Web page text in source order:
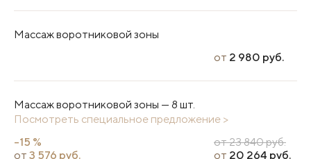
Массаж воротниковой зоны
от 2 980 руб.
Массаж воротниковой зоны — 8 шт.
Посмотреть специальное предложение >
-15 %
от 3 576 руб.
от 23 840 руб.
от 20 264 руб.